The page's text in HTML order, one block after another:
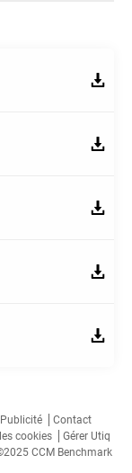
Publicité
Contact
cookies
Gérer Utiq
CCM Benchmark